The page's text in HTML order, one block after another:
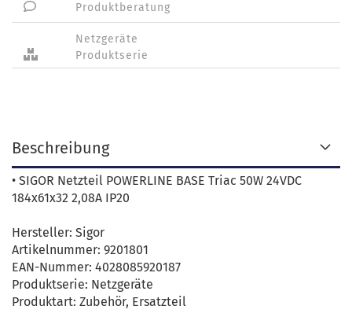
Produktberatung
Netzgeräte
Produktserie
Beschreibung
• SIGOR Netzteil POWERLINE BASE Triac 50W 24VDC
184x61x32 2,08A IP20
Hersteller: Sigor
Artikelnummer: 9201801
EAN-Nummer: 4028085920187
Produktserie: Netzgeräte
Produktart: Zubehör, Ersatzteil